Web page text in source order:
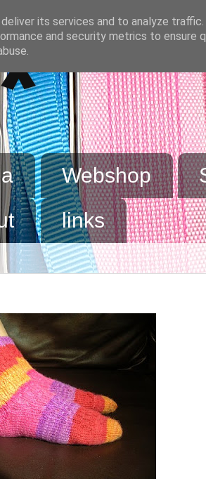
Webshop
links
its services and to analyze traffic.
and security metrics to ensure